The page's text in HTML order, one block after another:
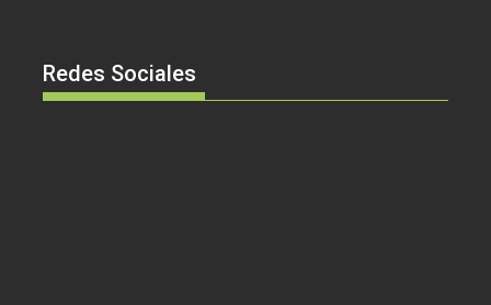
Redes Sociales